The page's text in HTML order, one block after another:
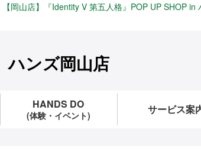
【岡山店】『Identity V 第五人格』POP UP SHOP in
ハンズ岡山店
HANDS DO
(体験・イベント) サービス案